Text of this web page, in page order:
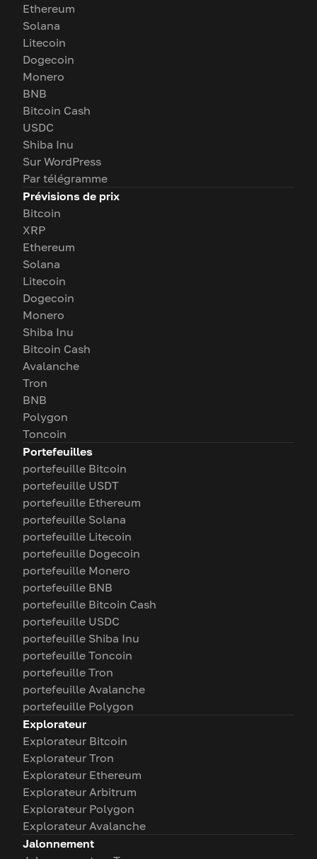
Ethereum
Solana
Litecoin
Dogecoin
Monero
BNB
Bitcoin Cash
USDC
Shiba Inu
Sur WordPress
Par télégramme
Prévisions de prix
Bitcoin
XRP
Ethereum
Solana
Litecoin
Dogecoin
Monero
Shiba Inu
Bitcoin Cash
Avalanche
Tron
BNB
Polygon
Toncoin
Portefeuilles
portefeuille Bitcoin
portefeuille USDT
portefeuille Ethereum
portefeuille Solana
portefeuille Litecoin
portefeuille Dogecoin
portefeuille Monero
portefeuille BNB
portefeuille Bitcoin Cash
portefeuille USDC
portefeuille Shiba Inu
portefeuille Toncoin
portefeuille Tron
portefeuille Avalanche
portefeuille Polygon
Explorateur
Explorateur Bitcoin
Explorateur Tron
Explorateur Ethereum
Explorateur Arbitrum
Explorateur Polygon
Explorateur Avalanche
Jalonnement